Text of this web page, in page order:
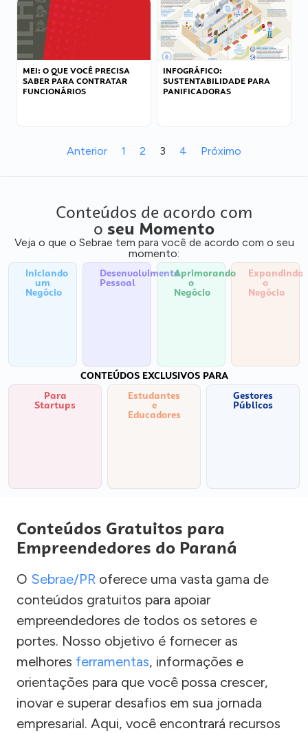
MEI: O QUE VOCÊ PRECISA
SABER PARA CONTRATAR
FUNCIONÁRIOS
INFOGRÁFICO:
SUSTENTABILIDADE PARA
PANIFICADORAS
Anterior 1 2 3 4 Próximo
Conteúdos de acordo com
o seu Momento
Veja o que o Sebrae tem para você de acordo com o seu
momento:
Iniciando
um
Negócio
Desenvolvimento
Pessoal
Aprimorando
o
Negócio
Expandindo
o
Negócio
CONTEÚDOS EXCLUSIVOS PARA
Para
Startups
Estudantes
e
Educadores
Gestores
Públicos
Conteúdos Gratuitos para
Empreendedores do Paraná
O Sebrae/PR oferece uma vasta gama de
conteúdos gratuitos para apoiar
empreendedores de todos os setores e
portes. Nosso objetivo é fornecer as
melhores ferramentas, informações e
orientações para que você possa crescer,
inovar e superar desafios em sua jornada
empresarial. Aqui, você encontrará recursos